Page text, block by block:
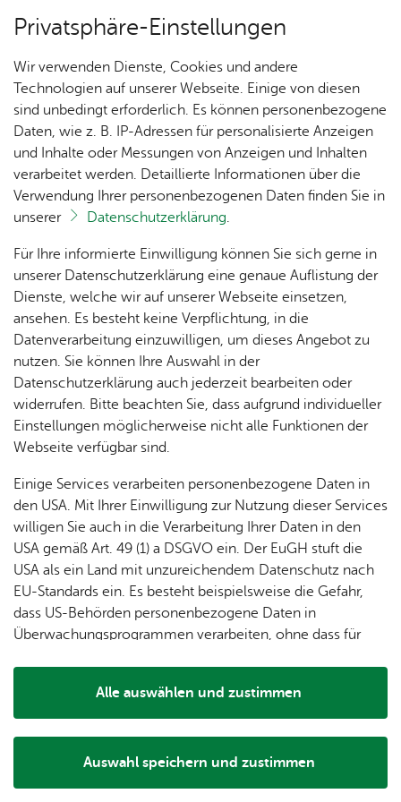
Un­se­re Ort­schaft
Ak­tu­
1250
Jahre
Ai­lin­
gen
chen­
markt
Mit­tei­
lungs­
blatt
Zah­
len,
Daten
& Fak­
ten
Ai­lin­
ger
Fe­ri­
en­
Ge­
schic
h­te
Orts­
vor­
& Ort­
schaft
s­rat
Ver­
eins­le­
ben
Lo­ka­le
Agen­
da
Ak­ti­on
mein­
sinn
Ai­lin­
gen
Öf­
fent­li­
Ein­
rich­
tun­
gen
Bil­der
Orts­
plan
Aus­bil­
dung
& of­fe­
Ver­an­stal­tun­gen
Oops, an error oc­cur­red! Re­quest: 41­de­ba88ac9f7
Orts­ver­wal­tung Ai­lin­gen
Haupt­stra­ße 2
88048 Fried­richs­ha­fen
Tel. +49 7541 507-0
Kon­takt­for­mu­lar
Wei­te­re Infos
Orts­plan
Für Gast­ge­ber
Da­ten­schutz
Im­pres­sum
Bar­rie­re­frei­heit
Pres­se
The­men
Bür­ger­ser­vice
Wel­len­frei­bad
Privatsphäre-Einstellungen
Wir verwenden Dienste, Cookies und andere
Technologien auf unserer Webseite. Einige von diesen
sind unbedingt erforderlich. Es können personenbezogene
Daten, wie z. B. IP-Adressen für personalisierte Anzeigen
und Inhalte oder Messungen von Anzeigen und Inhalten
verarbeitet werden. Detaillierte Informationen über die
Verwendung Ihrer personenbezogenen Daten finden Sie in
unserer
Datenschutzerklärung.
Für Ihre informierte Einwilligung können Sie sich gerne in
unserer Datenschutzerklärung eine genaue Auflistung der
Dienste, welche wir auf unserer Webseite einsetzen,
ansehen. Es besteht keine Verpflichtung, in die
Datenverarbeitung einzuwilligen, um dieses Angebot zu
nutzen. Sie können Ihre Auswahl in der
Datenschutzerklärung auch jederzeit bearbeiten oder
widerrufen. Bitte beachten Sie, dass aufgrund individueller
Einstellungen möglicherweise nicht alle Funktionen der
Webseite verfügbar sind.
Einige Services verarbeiten personenbezogene Daten in
den USA. Mit Ihrer Einwilligung zur Nutzung dieser Services
willigen Sie auch in die Verarbeitung Ihrer Daten in den
USA gemäß Art. 49 (1) a DSGVO ein. Der EuGH stuft die
USA als ein Land mit unzureichendem Datenschutz nach
EU-Standards ein. Es besteht beispielsweise die Gefahr,
dass US-Behörden personenbezogene Daten in
Überwachungsprogrammen verarbeiten, ohne dass für
Auswahl speichern und zustimmen
Alle auswählen und zustimmen